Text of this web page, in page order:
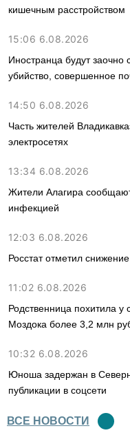
кишечным расстройством
15:06 6.08.2026
Иностранца будут заочно
убийство, совершенное
14:50 6.08.2026
Часть жителей
электросетях
13:34 6.08.2026
Жители Алагира
инфекцией
12:03 6.08.2026
Росстат отметил
11:02 6.08.2026
Родственница похитила
Моздока более 3,2 млн
10:32 6.08.2026
Юноша задержан в
публикации в соцсети
ВСЕ НОВОСТИ